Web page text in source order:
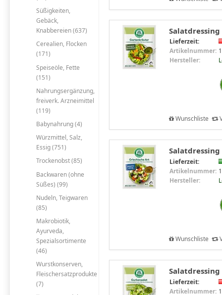
Süßigkeiten,
Gebäck,
Knabbereien (637)
Cerealien, Flocken
(171)
Speiseöle, Fette
(151)
Nahrungsergänzung,
freiverk. Arzneimittel
(119)
Babynahrung (4)
Würzmittel, Salz,
Essig (751)
Trockenobst (85)
Backwaren (ohne
Süßes) (99)
Nudeln, Teigwaren
(85)
Makrobiotik,
Ayurveda,
Spezialsortimente
(46)
Wurstkonserven,
Fleischersatzprodukte
(7)
Lieferzeit:
Artikelnummer:
Hersteller:
Wunschliste
Lieferzeit:
Artikelnummer:
Hersteller:
Wunschliste
Salatdressing
Lieferzeit:
Artikelnummer: